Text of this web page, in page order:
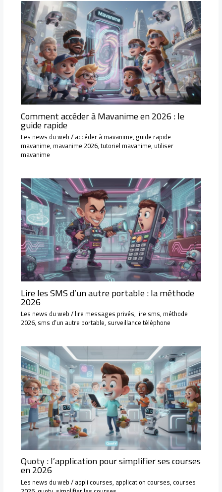
Comment accéder à Mavanime en 2026 : le
guide rapide
Les news du web/accéder à mavanime, guide rapide
mavanime, mavanime 2026,tutoriel mavanime, utiliser
mavanime
Lire les SMS d’un autre portable : la méthode
2026
Les news du web/lire messages privés, lire sms, méthode
2026, sms d’un autre portable, surveillance téléphone
Quoty : l’application pour simplifier ses courses
en 2026
Les news du web/appli courses, application courses, courses